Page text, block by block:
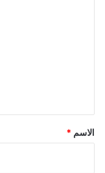
*
الاسم *